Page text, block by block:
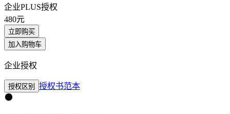
企业PLUS授权
480元
立即购买
加入购物车
企业授权
授权区别 授权书范本